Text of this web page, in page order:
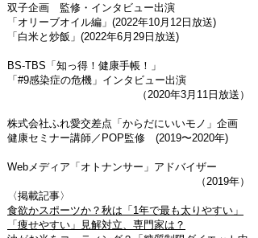
双子企画 監修・インタビュー出演
「オリーブオイル編」(2022年10月12日放送)
「白米と炒飯」 (2022年6月29日放送)
BS-TBS「知っ得！健康手帳！」
「#9感染症の危機」インタビュー出演
（2020年3月11日放送）
株式会社ふれ愛交差点「からだにいいモノ」企画
健康セミナー講師／POP監修 (2019〜2020年)
Webメディア「オトナンサー」アドバイザー
（2019年）
〈掲載記事〉
食欲かスポーツか？秋は「1年で最も太りやすい」
「痩せやすい」見解対立、専門家は？